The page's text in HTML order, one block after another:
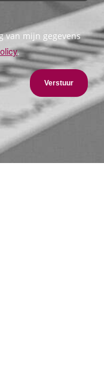
van mijn gegevens
.
Verstuur